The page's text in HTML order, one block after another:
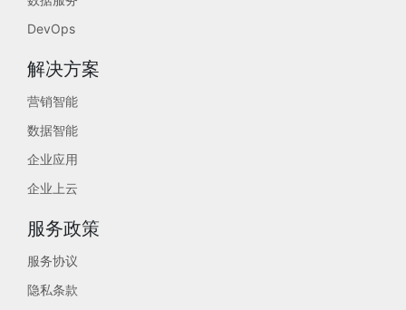
DevOps
解决方案
营销智能
数据智能
企业应用
企业上云
服务政策
服务协议
隐私条款